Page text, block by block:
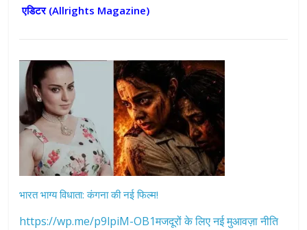
एडिटर (Allrights Magazine)
भारत भाग्य विधाता: कंगना की नई फिल्म!
https://wp.me/p9lpiM-OB1मजदूरों के लिए नई मुआवज़ा नीति